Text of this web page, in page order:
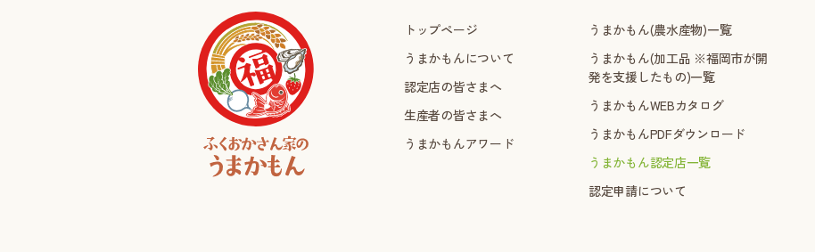
トップページ
うまかもんについて
認定店の皆さまへ
生産者の皆さまへ
うまかもんアワード
うまかもん(農水産物)一覧
うまかもん(加工品 ※福岡市が開
発を支援したもの)一覧
うまかもんWEBカタログ
うまかもんPDFダウンロード
うまかもん認定店一覧
認定申請について